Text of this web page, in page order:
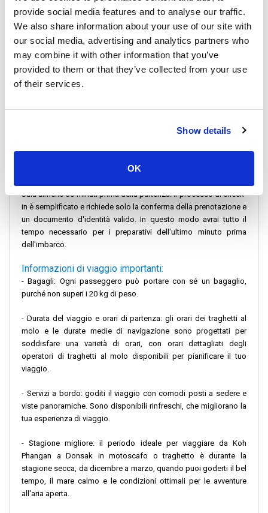
provide social media features and to analyse our traffic.
We also share information about your use of our site with
our social media, advertising and analytics partners who
may combine it with other information that you’ve
provided to them or that they’ve collected from your use
of their services.
Show details
OK
medio di circa 1 ora e 45 minuti.
Informazioni sui prezzi:
I prezzi dei traghetti in genere variano a seconda degli operatori
dei traghetti, con i prezzi dei traghetti al molo che partono da un
punto interessante per i viaggiatori attenti al budget. Il prezzo
selezionato, garantendo opzioni per le esigenze di ogni
Istruzioni per il check-in:
Sala almeno 30 minuti prima della partenza. Il processo di check-
in è semplificato e richiede solo la conferma della prenotazione e
un documento d'identità valido. In questo modo avrai tutto il
tempo necessario per i preparativi dell'ultimo minuto prima
dell'imbarco.
Informazioni di viaggio importanti:
- Bagagli: Ogni passeggero può portare con sé un bagaglio,
purché non superi i 20 kg di peso.
- Durata del viaggio e orari di partenza: gli orari dei traghetti al
molo e le durate medie di navigazione sono progettati per
soddisfare una varietà di orari, con orari dettagliati degli
operatori di traghetti al molo disponibili per pianificare il tuo
viaggio.
- Servizi a bordo: goditi il ​​viaggio con comodi posti a sedere e
viste panoramiche. Sono disponibili rinfreschi, che migliorano la
tua esperienza di viaggio.
- Stagione migliore: il periodo ideale per viaggiare da Koh
Phangan a Donsak in motoscafo o traghetto è durante la
stagione secca, da dicembre a marzo, quando puoi goderti il ​​bel
tempo, il mare calmo e le condizioni ottimali per le avventure
all'aria aperta.